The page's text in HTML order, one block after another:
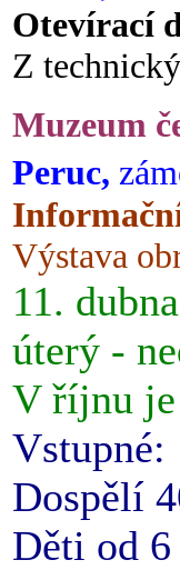
Otevírací
Z
Muzeum
Peruc,
Výstava
11.
úterý -
V říjnu je
Vstupné:
Dospělí
Děti od